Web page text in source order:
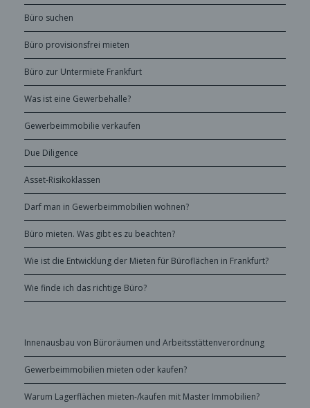
Büro suchen
Büro provisionsfrei mieten
Büro zur Untermiete Frankfurt
Was ist eine Gewerbehalle?
Gewerbeimmobilie verkaufen
Due Diligence
Asset-Risikoklassen
Darf man in Gewerbeimmobilien wohnen?
Büro mieten. Was gibt es zu beachten?
Wie ist die Entwicklung der Mieten für Büroflächen in Frankfurt?
Wie finde ich das richtige Büro?
Innenausbau von Büroräumen und Arbeitsstättenverordnung
Gewerbeimmobilien mieten oder kaufen?
Warum Lagerflächen mieten-/kaufen mit Master Immobilien?